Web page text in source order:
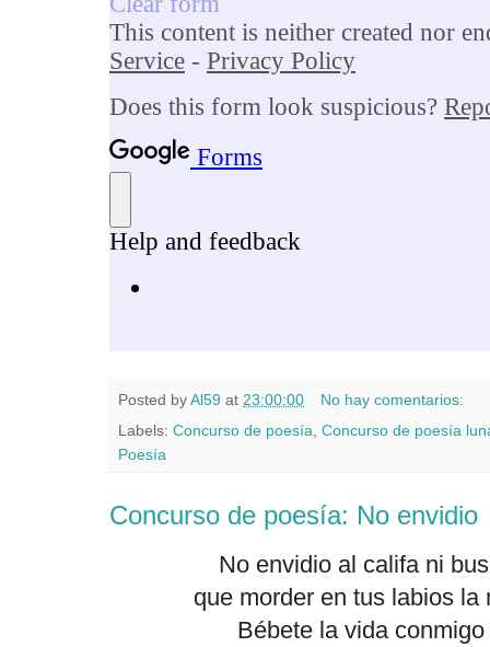
Posted byAl59 at 23:00:00
No hay comentarios:
Labels: Concurso de poesía Concurso de poesía
Poesía
Concurso de poesía: No envidio
No envidio al califa ni
que morder en tus labios la
Bébete la vida